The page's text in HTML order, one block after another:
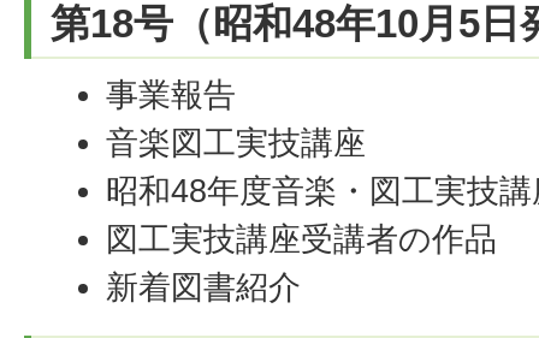
第18号（昭和48年10月5日
事業報告
音楽図工実技講座
昭和48年度音楽・図工実技
図工実技講座受講者の作品
新着図書紹介